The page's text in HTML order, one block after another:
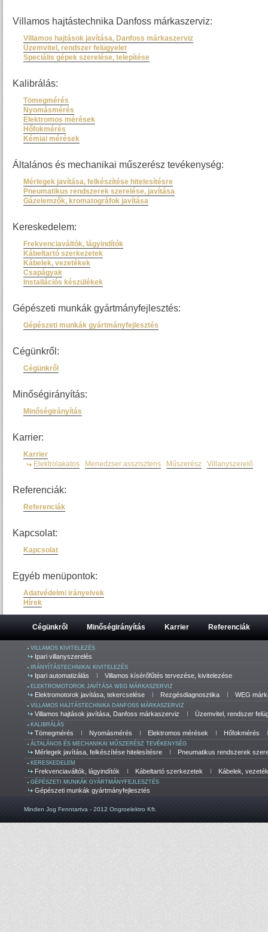
Villamos hajtástechnika Danfoss márkaszerviz:
Villamos hajtások javítása, Danfoss márkaszerviz
Üzemvitel, rendszer felügyelet
Speciális gépek szerelése, telepítése
Kalibrálás:
Tömegmérés
Nyomásmérés
Elektromos mérések
Hőfokmérés
Kémiai mérések
Általános és mechanikai műszerész tevékenység:
Mérlegek javítása, felkészítése hitelesítésre
Pneumatikus rendszerek szerelése, javítása
Gázelemzők, kromatográfok javítása
Kereskedelem:
Frekvenciaváltók, lágyindítók
Kábeltartó szerkezetek
Kábelek, vezetékek
Csapágyak
Installációs készülékek
Gépészeti munkák gyártmányfejlesztés:
Gépészeti munkák gyártmányfejlesztés
Cégünkről:
Cégünkről
Minőségirányítás:
Minőségirányítás
Karrier:
Karrier
Elektrolakatos
Menedzser asszisztens Műszerész Villanyszerelő
Referenciák:
Referenciák
Kapcsolat:
Kapcsolat
Egyéb menüpontok:
Adatvédelmi irányelvek
Hírek
Cégünkről Minőségirányítás Karrier Referenciák
VILLAMOS KIVITELEZÉS
Ipari villanyszerelés
IRÁNYÍTÁSTECHNIKAI KIVITELEZÉS
Ipari automatizálás Villamos kísérőfűtés tervezése, kivitelezése
ELEKTROMOTOROK JAVÍTÁSA WEG MÁRKASZERVIZ
Elektromotorok javítása, tekercselése Rezgésdiagnosztika WEG
VILLAMOS HAJTÁSTECHNIKA DANFOSS MÁRKASZERVIZ
Villamos hajtások javítása, Danfoss márkaszerviz Üzemvitel, rendszer
KALIBRÁLÁS
Tömegmérés Nyomásmérés Elektromos mérések Hőfokmérés
ÁLTALÁNOS ÉS MECHANIKAI MŰSZERÉSZ TEVÉKENYSÉG
Mérlegek javítása, felkészítése hitelesítésre Pneumatikus rendszerek
KERESKEDELEM
Frekvenciaváltók, lágyindítók Kábeltartó szerkezetek Kábelek,
GÉPÉSZETI MUNKÁK GYÁRTMÁNYFEJLESZTÉS
Gépészeti munkák gyártmányfejlesztés
Minden Jog Fenntartva - 2012 Ongroelektro Kft.